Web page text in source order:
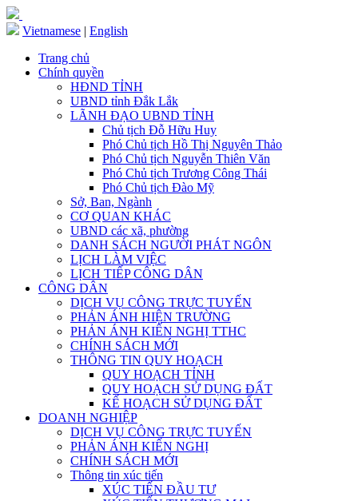
Vietnamese | English
Trang chủ
Chính quyền
HĐND TỈNH
UBND tỉnh Đắk Lắk
LÃNH ĐẠO UBND TỈNH
Chủ tịch Đỗ Hữu Huy
Phó Chủ tịch Hồ Thị Nguyên Thảo
Phó Chủ tịch Nguyễn Thiên Văn
Phó Chủ tịch Trương Công Thái
Phó Chủ tịch Đào Mỹ
Sở, Ban, Ngành
CƠ QUAN KHÁC
UBND các xã, phường
DANH SÁCH NGƯỜI PHÁT NGÔN
LỊCH LÀM VIỆC
LỊCH TIẾP CÔNG DÂN
CÔNG DÂN
DỊCH VỤ CÔNG TRỰC TUYẾN
PHẢN ÁNH HIỆN TRƯỜNG
PHẢN ÁNH KIẾN NGHỊ TTHC
CHÍNH SÁCH MỚI
THÔNG TIN QUY HOẠCH
QUY HOẠCH TỈNH
QUY HOẠCH SỬ DỤNG ĐẤT
KẾ HOẠCH SỬ DỤNG ĐẤT
DOANH NGHIỆP
DỊCH VỤ CÔNG TRỰC TUYẾN
PHẢN ÁNH KIẾN NGHỊ
CHÍNH SÁCH MỚI
Thông tin xúc tiến
XÚC TIẾN ĐẦU TƯ